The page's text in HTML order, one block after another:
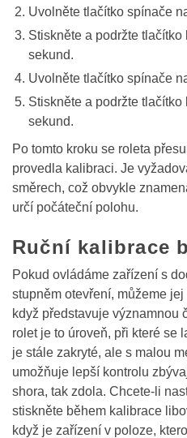
Uvolněte tlačítko spínače
Stiskněte a podržte
sekund.
Uvolněte tlačítko spínače
Stiskněte a podržte
sekund.
Po tomto kroku se roleta
provedla kalibraci. Je
směrech, což obvykle
určí počáteční polohu.
Ruční kalibrace
Pokud ovládáme zařízení s
stupněm otevření, můžeme
když představuje významnou
rolet je to úroveň, při které se
je stále zakryté, ale s malou
umožňuje lepší kontrolu
shora, tak zdola. Chcete-li
stiskněte během kalibrace
když je zařízení v poloze,